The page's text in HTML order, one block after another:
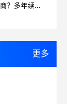
400电话新开和续费为什么要在同一家服务商？多年续费更划算
更多